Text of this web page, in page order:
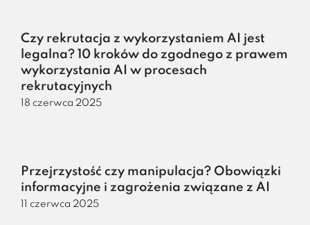
Czy rekrutacja z wykorzystaniem AI jest
legalna? 10 kroków do zgodnego z prawem
wykorzystania AI w procesach
rekrutacyjnych
18 czerwca 2025
Przejrzystość czy manipulacja? Obowiązki
informacyjne i zagrożenia związane z AI
11 czerwca 2025